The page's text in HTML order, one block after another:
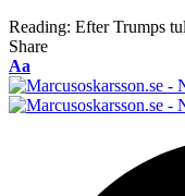
Reading: Efter Trumps
Share
Font
Resizer
Aa